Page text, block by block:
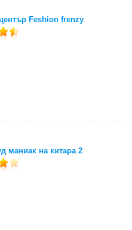
Feshion frenzy
маниак на китара 2